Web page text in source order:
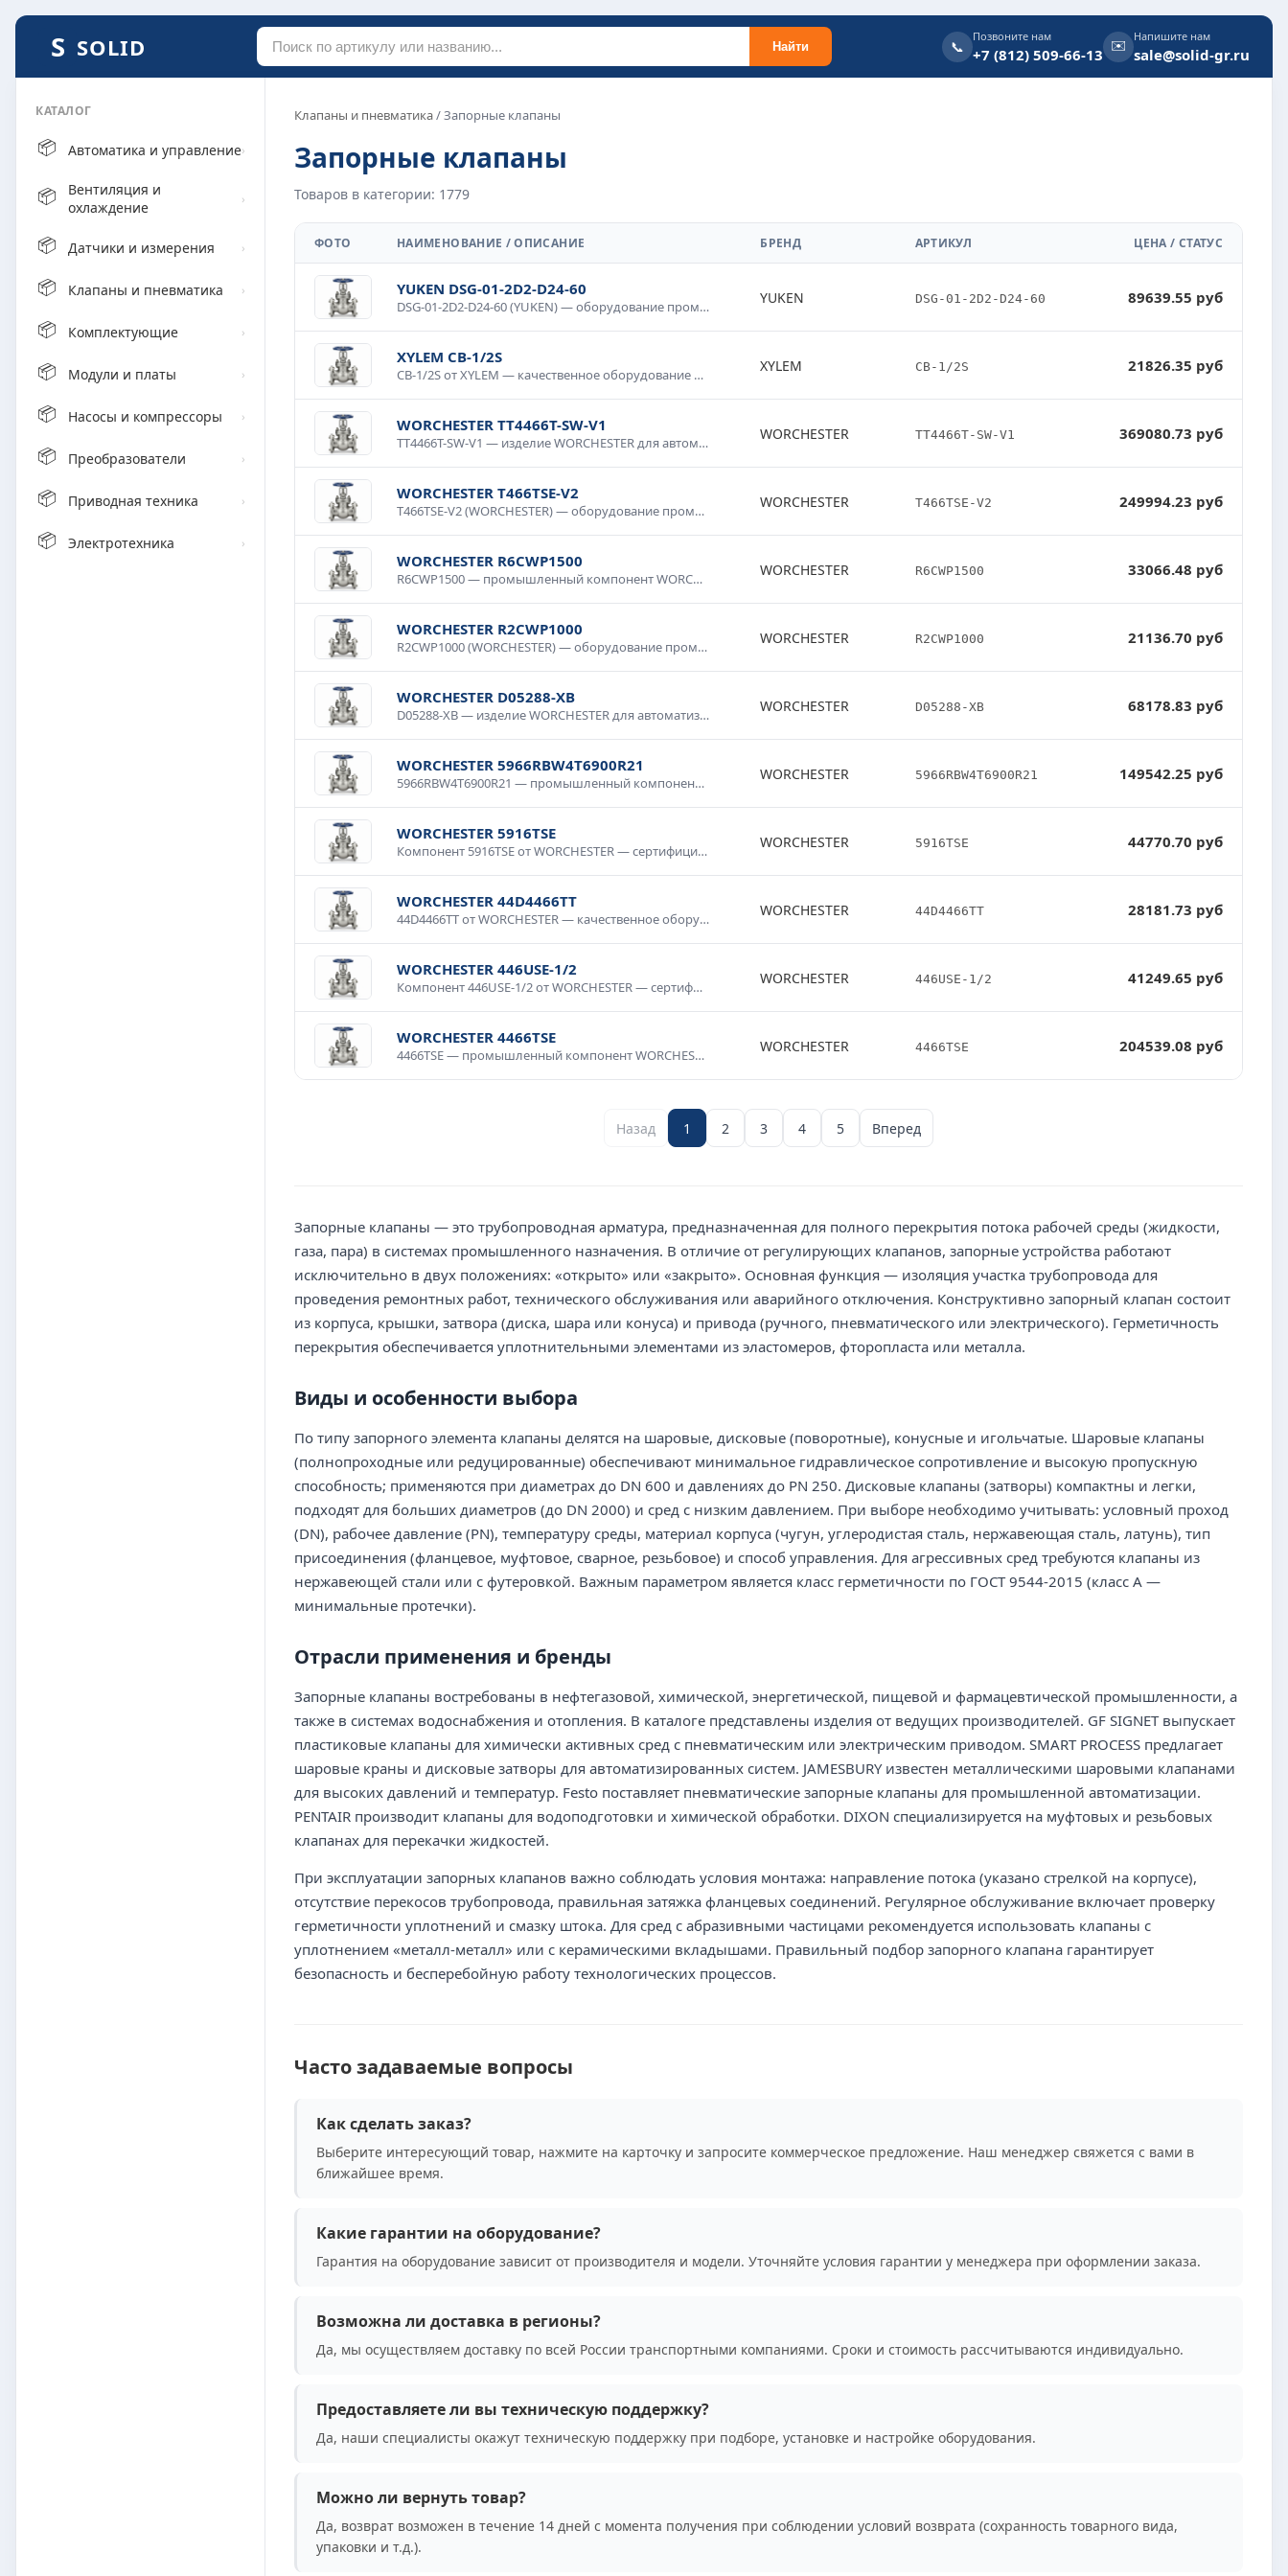
SOLID Найти 📞
Позвоните нам
+7 (812) 509-66-13
✉️ Напишите нам
sale@solid-gr.ru
КАТАЛОГ
📦 Автоматика и управление›
📦
Вентиляция и
охлаждение
›
📦 Датчики и измерения ›
📦 Клапаны и пневматика ›
📦 Комплектующие ›
📦 Модули и платы ›
📦 Насосы и компрессоры ›
📦 Преобразователи ›
📦 Приводная техника ›
📦 Электротехника ›
Клапаны и пневматика/ Запорные клапаны
Запорные клапаны
Товаров в категории: 1779
ФОТО НАИМЕНОВАНИЕ / ОПИСАНИЕ БРЕНД АРТИКУЛ ЦЕНА / СТАТУС
YUKEN DSG-01-2D2-D24-60
DSG-01-2D2-D24-60 (YUKEN) — оборудование промышленного класса с гарантией качества. Надежная конструкция, продолжительный срок службы, соответствие международным стандартам. Используется в промышленной автоматике, системах диспетчеризации, производственном оборудовании. Доставка по России, консультация специалиста.
YUKEN DSG-01-2D2-D24-60 89639.55 руб
XYLEM CB-1/2S
CB-1/2S от XYLEM — качественное оборудование для промышленных систем и технологических процессов. Надежная работа в широком диапазоне условий, простота интеграции, совместимость со стандартным оборудованием. Применяется в производственной автоматике, системах мониторинга и управления. Гарантия производителя, техническая поддержка.
XYLEM CB-1/2S 21826.35 руб
WORCHESTER TT4466T-SW-V1
TT4466T-SW-V1 — изделие WORCHESTER для автоматизации и промышленной электроники. Качественное исполнение, стабильные параметры, долговечность. Используется в системах управления, контрольном оборудовании, промышленных комплексах. Проверено в условиях промышленной эксплуатации, рекомендовано для ответственных применений.
WORCHESTER TT4466T-SW-V1 369080.73 руб
WORCHESTER T466TSE-V2
T466TSE-V2 (WORCHESTER) — оборудование промышленного класса с гарантией качества. Надежная конструкция, продолжительный срок службы, соответствие международным стандартам. Используется в промышленной автоматике, системах диспетчеризации, производственном оборудовании. Доставка по России, консультация специалиста.
WORCHESTER T466TSE-V2 249994.23 руб
WORCHESTER R6CWP1500
R6CWP1500 — промышленный компонент WORCHESTER для систем автоматизации. Высокая надежность, промышленное исполнение, стойкость к нагрузкам и температурным воздействиям. Применяется в производственных линиях, системах управления технологическими процессами, контрольно-измерительном оборудовании. Сертифицировано для промышленного применения.
WORCHESTER R6CWP1500 33066.48 руб
WORCHESTER R2CWP1000
R2CWP1000 (WORCHESTER) — оборудование промышленного класса с гарантией качества. Надежная конструкция, продолжительный срок службы, соответствие международным стандартам. Используется в промышленной автоматике, системах диспетчеризации, производственном оборудовании. Доставка по России, консультация специалиста.
WORCHESTER R2CWP1000 21136.70 руб
WORCHESTER D05288-XB
D05288-XB — изделие WORCHESTER для автоматизации и промышленной электроники. Качественное исполнение, стабильные параметры, долговечность. Используется в системах управления, контрольном оборудовании, промышленных комплексах. Проверено в условиях промышленной эксплуатации, рекомендовано для ответственных применений.
WORCHESTER D05288-XB 68178.83 руб
WORCHESTER 5966RBW4T6900R21
5966RBW4T6900R21 — промышленный компонент WORCHESTER для систем автоматизации. Высокая надежность, промышленное исполнение, стойкость к нагрузкам и температурным воздействиям. Применяется в производственных линиях, системах управления технологическими процессами, контрольно-измерительном оборудовании. Сертифицировано для промышленного применения.
WORCHESTER 5966RBW4T6900R21 149542.25 руб
WORCHESTER 5916TSE
Компонент 5916TSE от WORCHESTER — сертифицированное изделие для промышленного применения. Высокие технические характеристики, устойчивость к внешним воздействиям, надежность в эксплуатации. Применяется в автоматизированных системах, электротехнических установках, измерительных приборах. Соответствует требованиям промышленной безопасности.
WORCHESTER 5916TSE 44770.70 руб
WORCHESTER 44D4466TT
44D4466TT от WORCHESTER — качественное оборудование для промышленных систем и технологических процессов. Надежная работа в широком диапазоне условий, простота интеграции, совместимость со стандартным оборудованием. Применяется в производственной автоматике, системах мониторинга и управления. Гарантия производителя, техническая поддержка.
WORCHESTER 44D4466TT 28181.73 руб
WORCHESTER 446USE-1/2
Компонент 446USE-1/2 от WORCHESTER — сертифицированное изделие для промышленного применения. Высокие технические характеристики, устойчивость к внешним воздействиям, надежность в эксплуатации. Применяется в автоматизированных системах, электротехнических установках, измерительных приборах. Соответствует требованиям промышленной безопасности.
WORCHESTER 446USE-1/2 41249.65 руб
WORCHESTER 4466TSE
4466TSE — промышленный компонент WORCHESTER для систем автоматизации и управления технологическими процессами. Высокая надежность, промышленное исполнение, стойкость к нагрузкам и температурным воздействиям. Применяется в производственных линиях, системах управления, контрольно-измерительном оборудовании. Сертифицировано для промышленного применения, соответствует международным стандартам качества.
WORCHESTER 4466TSE 204539.08 руб
Назад 1 2 3 4 5 Вперед
Запорные клапаны — это трубопроводная арматура, предназначенная для полного перекрытия потока рабочей среды (жидкости,
газа, пара) в системах промышленного назначения. В отличие от регулирующих клапанов, запорные устройства работают
исключительно в двух положениях: «открыто» или «закрыто». Основная функция — изоляция участка трубопровода для
проведения ремонтных работ, технического обслуживания или аварийного отключения. Конструктивно запорный клапан состоит
из корпуса, крышки, затвора (диска, шара или конуса) и привода (ручного, пневматического или электрического). Герметичность
перекрытия обеспечивается уплотнительными элементами из эластомеров, фторопласта или металла.
Виды и особенности выбора
По типу запорного элемента клапаны делятся на шаровые, дисковые (поворотные), конусные и игольчатые. Шаровые клапаны
(полнопроходные или редуцированные) обеспечивают минимальное гидравлическое сопротивление и высокую пропускную
способность; применяются при диаметрах до DN 600 и давлениях до PN 250. Дисковые клапаны (затворы) компактны и легки,
подходят для больших диаметров (до DN 2000) и сред с низким давлением. При выборе необходимо учитывать: условный проход
(DN), рабочее давление (PN), температуру среды, материал корпуса (чугун, углеродистая сталь, нержавеющая сталь, латунь), тип
присоединения (фланцевое, муфтовое, сварное, резьбовое) и способ управления. Для агрессивных сред требуются клапаны из
нержавеющей стали или с футеровкой. Важным параметром является класс герметичности по ГОСТ 9544-2015 (класс A —
минимальные протечки).
Отрасли применения и бренды
Запорные клапаны востребованы в нефтегазовой, химической, энергетической, пищевой и фармацевтической промышленности, а
также в системах водоснабжения и отопления. В каталоге представлены изделия от ведущих производителей. GF SIGNET выпускает
пластиковые клапаны для химически активных сред с пневматическим или электрическим приводом. SMART PROCESS предлагает
шаровые краны и дисковые затворы для автоматизированных систем. JAMESBURY известен металлическими шаровыми клапанами
для высоких давлений и температур. Festo поставляет пневматические запорные клапаны для промышленной автоматизации.
PENTAIR производит клапаны для водоподготовки и химической обработки. DIXON специализируется на муфтовых и резьбовых
клапанах для перекачки жидкостей.
При эксплуатации запорных клапанов важно соблюдать условия монтажа: направление потока (указано стрелкой на корпусе),
отсутствие перекосов трубопровода, правильная затяжка фланцевых соединений. Регулярное обслуживание включает проверку
герметичности уплотнений и смазку штока. Для сред с абразивными частицами рекомендуется использовать клапаны с
уплотнением «металл-металл» или с керамическими вкладышами. Правильный подбор запорного клапана гарантирует
безопасность и бесперебойную работу технологических процессов.
Часто задаваемые вопросы
Как сделать заказ?
Выберите интересующий товар, нажмите на карточку и запросите коммерческое предложение. Наш менеджер свяжется с вами в
ближайшее время.
Какие гарантии на оборудование?
Гарантия на оборудование зависит от производителя и модели. Уточняйте условия гарантии у менеджера при оформлении заказа.
Возможна ли доставка в регионы?
Да, мы осуществляем доставку по всей России транспортными компаниями. Сроки и стоимость рассчитываются индивидуально.
Предоставляете ли вы техническую поддержку?
Да, наши специалисты окажут техническую поддержку при подборе, установке и настройке оборудования.
Можно ли вернуть товар?
Да, возврат возможен в течение 14 дней с момента получения при соблюдении условий возврата (сохранность товарного вида,
упаковки и т.д.).